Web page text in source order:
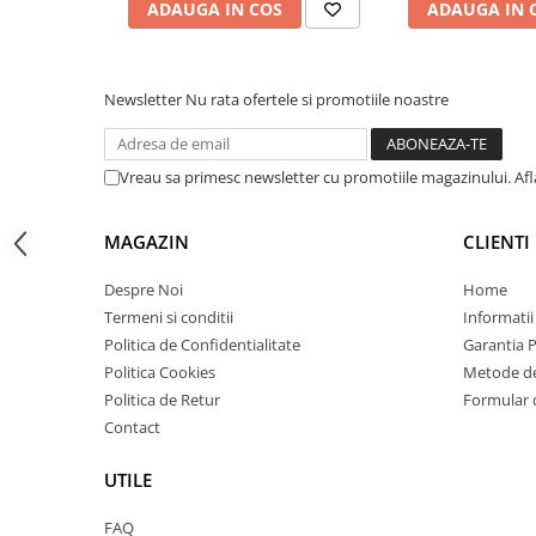
Ventilatoare
Pasta termica
Placi video profesionale
Hard disk-uri externe
Card reader
Placi captura
Adaptoare PCI / PCIe
Periferice PC
ADAUGA IN COS ADAUGA IN
Newsletter Nu rata ofertele si promotiile noastre
Vreau sa primesc newsletter cu promotiile magazinului.
MAGAZIN
Despre Noi
Termeni si conditii
Politica de Confidentialitate
Politica Cookies
Politica de Retur
Contact
UTILE
FAQ
CLIENTI
Home
Garantia
Metode
Formular